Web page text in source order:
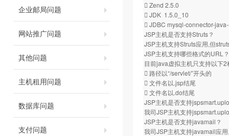
企业邮局问题
网站推广问题
其他问题
主机租用问题
数据库问题
支付问题
 Zend 2.5.0
 JDK 1.5.0_10
 JDBC mysql-connector-
JSP主机是否支持Struts？
JSP主机支持Struts应用,但
JSP主机支持哪些格式的URL？
目前java虚拟主机只支持以下2
 路径以“/servlet/”开头的
 文件名以.jsp结尾
 文件名以.do结尾
JSP主机是否支持
我司JSP主机支持
JSP主机是否支持javamail？
我司JSP主机支持javamail应